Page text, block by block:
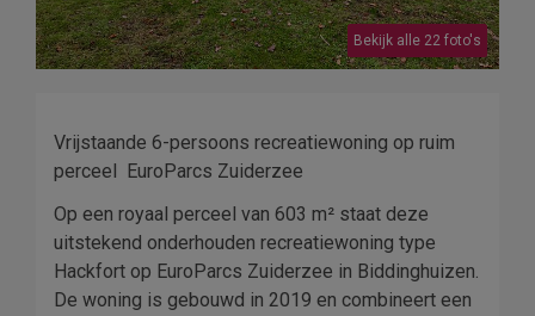
Bekijk alle 22 foto's
Vrijstaande 6-persoons recreatiewoning op ruim
perceel  EuroParcs Zuiderzee
Op een royaal perceel van 603 m² staat deze
uitstekend onderhouden recreatiewoning type
Hackfort op EuroParcs Zuiderzee in Biddinghuizen.
De woning is gebouwd in 2019 en combineert een